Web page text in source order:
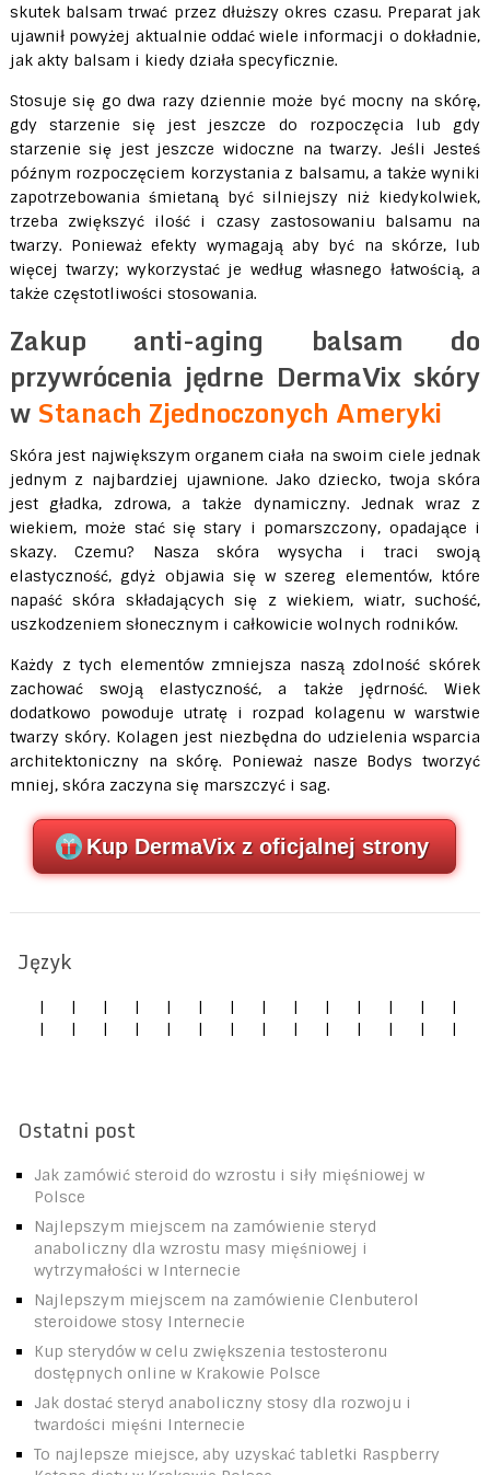
skutek balsam trwać przez dłuższy okres czasu. Preparat jak
ujawnił powyżej aktualnie oddać wiele informacji o dokładnie,
jak akty balsam i kiedy działa specyficznie.
Stosuje się go dwa razy dziennie może być mocny na skórę,
gdy starzenie się jest jeszcze do rozpoczęcia lub gdy
starzenie się jest jeszcze widoczne na twarzy. Jeśli Jesteś
późnym rozpoczęciem korzystania z balsamu, a także wyniki
zapotrzebowania śmietaną być silniejszy niż kiedykolwiek,
trzeba zwiększyć ilość i czasy zastosowaniu balsamu na
twarzy. Ponieważ efekty wymagają aby być na skórze, lub
więcej twarzy; wykorzystać je według własnego łatwością, a
także częstotliwości stosowania.
Zakup anti-aging balsam do
przywrócenia jędrne DermaVix skóry
w Stanach Zjednoczonych Ameryki
Skóra jest największym organem ciała na swoim ciele jednak
jednym z najbardziej ujawnione. Jako dziecko, twoja skóra
jest gładka, zdrowa, a także dynamiczny. Jednak wraz z
wiekiem, może stać się stary i pomarszczony, opadające i
skazy. Czemu? Nasza skóra wysycha i traci swoją
elastyczność, gdyż objawia się w szereg elementów, które
napaść skóra składających się z wiekiem, wiatr, suchość,
uszkodzeniem słonecznym i całkowicie wolnych rodników.
Każdy z tych elementów zmniejsza naszą zdolność skórek
zachować swoją elastyczność, a także jędrność. Wiek
dodatkowo powoduje utratę i rozpad kolagenu w warstwie
twarzy skóry. Kolagen jest niezbędna do udzielenia wsparcia
architektoniczny na skórę. Ponieważ nasze Bodys tworzyć
mniej, skóra zaczyna się marszczyć i sag.
Kup DermaVix z oficjalnej strony
Język
| | | | | | | | | | | | |
|
|
| | | | | | | | | | | | |
Ostatni post
Jak zamówić steroid do wzrostu i siły mięśniowej w
Polsce
Najlepszym miejscem na zamówienie steryd
anaboliczny dla wzrostu masy mięśniowej i
wytrzymałości w Internecie
Najlepszym miejscem na zamówienie Clenbuterol
steroidowe stosy Internecie
Kup sterydów w celu zwiększenia testosteronu
dostępnych online w Krakowie Polsce
Jak dostać steryd anaboliczny stosy dla rozwoju i
twardości mięśni Internecie
To najlepsze miejsce, aby uzyskać tabletki Raspberry